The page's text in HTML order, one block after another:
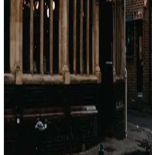
関連記事
Come guadagnano le OTA con gli
(Breakdown completo delle
Booking.com, Expedia, Agoda —
sconti. Sono motori di commissioni.
2026年4月23日
Perché i prezzi degli hotel sono
sito? (Non è casuale)